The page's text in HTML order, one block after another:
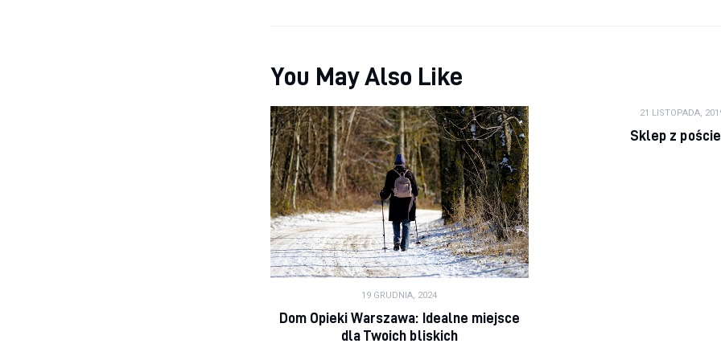
You May Also Like
19 GRUDNIA, 2024
Dom Opieki Warszawa: Idealne miejsce
dla Twoich bliskich
21 LISTOPADA,
Sklep z